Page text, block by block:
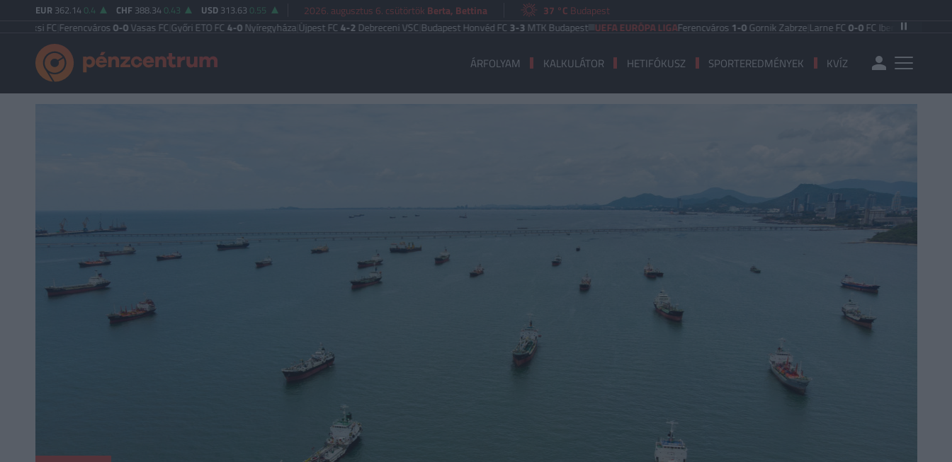
EUR 362.14 0.4 CHF 388.34 0.43 USD 313.63 0.55 2026. augusztus 6. csütörtök Berta, Bettina 37 °C Budapest
Ferencváros0-0Vasas FC|Győri ETO FC4-0Nyíregyháza|Újpest FC4-2Debreceni VSC|Budapest Honvéd FC3-3MTK Budapest UEFA EURÓPA LIGAFerencváros1-0Gornik Zabrze|Larne FC0-0FC Iberia 1999|Shamrock
ÁRFOLYAM KALKULÁTOR HETIFÓKUSZ SPORTEREDMÉNYEK KVÍZ